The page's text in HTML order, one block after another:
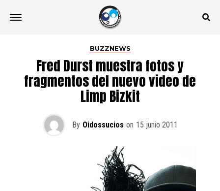
BUZZNEWS
Fred Durst muestra fotos y
fragmentos del nuevo video de
Limp Bizkit
By Oidossucios on 15 junio 2011